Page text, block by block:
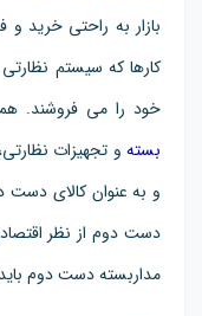
بازار به راحتی خرید
کارها که سیستم
خود را می فروشند.
بسته و تجهیزات
و به عنوان کالای دست
دست دوم از نظر
مداربسته دست دوم